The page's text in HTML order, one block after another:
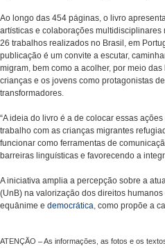
Ao longo das 454 páginas, o livro
artísticas e colaborações
26 trabalhos realizados no Brasil, em
publicação é um convite a escutar,
migram, bem como a acolher, por meio
crianças e os jovens como protagonistas
transformadores.
“A ideia do livro é a de colocar essas
trabalho com as crianças migrantes
funcionar como ferramentas de
barreiras linguísticas e favorecendo a
A iniciativa amplia a percepção sobre a
(UnB) na valorização dos direitos
equânime e democrática, como propõe a
ATENÇÃO – As informações, as fotos e os